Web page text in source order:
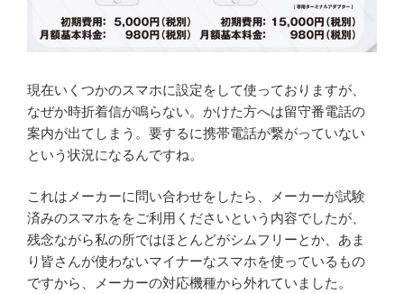
現在いくつかのスマホに設定をして使っておりますが、
なぜか時折着信が鳴らない。かけた方へは留守番電話の
案内が出てしまう。要するに携帯電話が繋がっていない
という状況になるんですね。
これはメーカーに問い合わせをしたら、メーカーが試験
済みのスマホををご利用くださいという内容でしたが、
残念ながら私の所ではほとんどがシムフリーとか、あま
り皆さんが使わないマイナーなスマホを使っているもの
ですから、メーカーの対応機種から外れていました。